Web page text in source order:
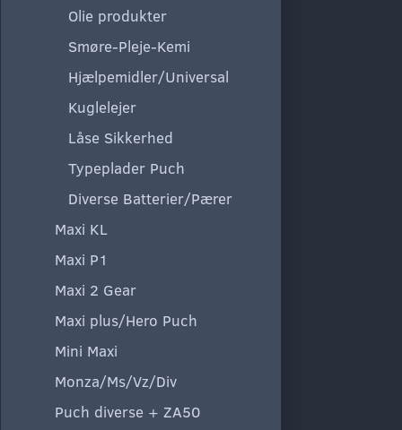
Olie produkter
Smøre-Pleje-Kemi
Hjælpemidler/Universal
Kuglelejer
Låse Sikkerhed
Typeplader Puch
Diverse Batterier/Pærer
Maxi KL
Maxi P1
Maxi 2 Gear
Maxi plus/Hero Puch
Mini Maxi
Monza/Ms/Vz/Div
Puch diverse + ZA50